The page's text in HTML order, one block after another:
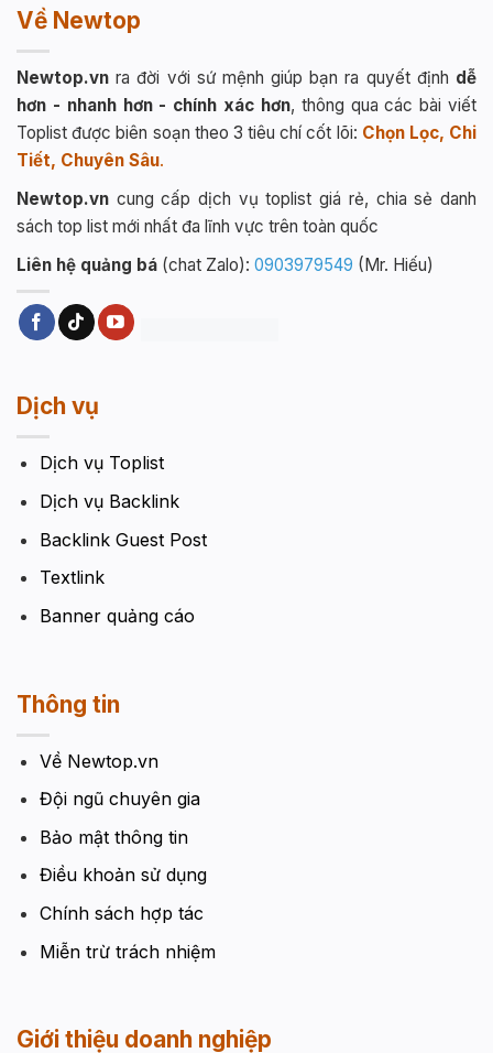
Về Newtop
Newtop.vn ra đời với sứ mệnh giúp bạn ra quyết định dễ
hơn - nhanh hơn - chính xác hơn, thông qua các bài viết
Toplist được biên soạn theo 3 tiêu chí cốt lõi: Chọn Lọc, Chi
Tiết, Chuyên Sâu.
Newtop.vn cung cấp dịch vụ toplist giá rẻ, chia sẻ danh
sách top list mới nhất đa lĩnh vực trên toàn quốc
Liên hệ quảng bá (chat Zalo): 0903979549 (Mr. Hiếu)
Dịch vụ
Dịch vụ Toplist
Dịch vụ Backlink
Backlink Guest Post
Textlink
Banner quảng cáo
Thông tin
Về Newtop.vn
Đội ngũ chuyên gia
Bảo mật thông tin
Điều khoản sử dụng
Chính sách hợp tác
Miễn trừ trách nhiệm
Giới thiệu doanh nghiệp